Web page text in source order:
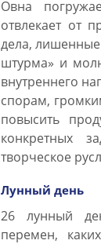
Овна
отвлекает от
дела,
штурма» и
внутреннего
спорам,
повысить
конкретных
творческое
Лунный день
26 лунный
перемен,